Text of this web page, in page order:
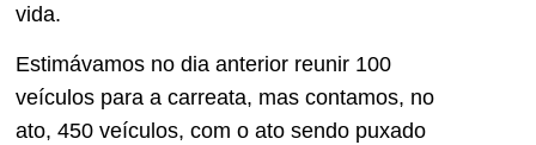
vida.
Estimávamos no dia anterior reunir 100
veículos para a carreata, mas contamos, no
ato, 450 veículos, com o ato sendo puxado